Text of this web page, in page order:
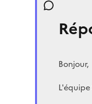
Bonjour,